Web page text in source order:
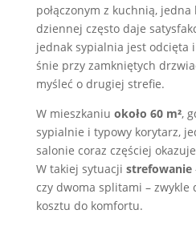
połączonym z kuchnią,
dziennej często daje
jednak sypialnia jest odcięta
śnie przy zamkniętych
myśleć o drugiej strefie.
W mieszkaniu około 60 m²,
sypialnie i typowy korytarz,
salonie coraz częściej
W takiej sytuacji strefowanie
czy dwoma splitami – zwykle
kosztu do komfortu.